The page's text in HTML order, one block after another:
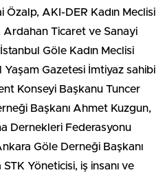
Özalp, AKI-DER Kadın Meclisi
Ardahan Ticaret ve Sanayi
Göle Kadın Meclisi
Yaşam Gazetesi İmtiyaz sahibi
Konseyi Başkanu Tuncer
Başkanı Ahmet Kuzgun,
Dernekleri Federasyonu
Göle Derneği Başkanı
Yöneticisi, iş insanı ve